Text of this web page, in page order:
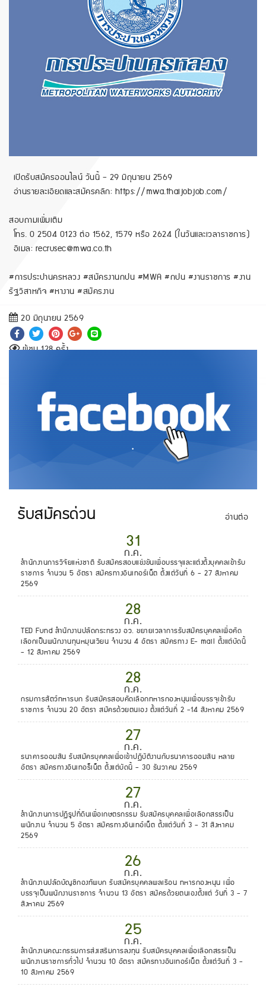
เปิดรับสมัครออนไลน์ วันนี้ – 29 มิถุนายน 2569
อ่านรายละเอียดและสมัครคลิก: https://mwa.thaijobjob.com/
สอบถามเพิ่มเติม
โทร. 0 2504 0123 ต่อ 1562, 1579 หรือ 2624 (ในวันและเวลาราชการ)
อีเมล: recrusec@mwa.co.th
#การประปานครหลวง #สมัครงานกปน #MWA #กปน #งานราชการ #งาน
รัฐวิสาหกิจ #หางาน #สมัครงาน
20 มิถุนายน 2569
ผู้ชม 128 ครั้ง
.
รับสมัครด่วน อ่านต่อ
31
ก.ค.
สำนักงานการวิจัยแห่งชาติ รับสมัครสอบแข่งขันเพื่อบรรจุและแต่งตั้งบุคคลเข้ารับ
ราชการ จำนวน 5 อัตรา สมัครทางอินเทอร์เน็ต ตั้งแต่วันที่ 6 - 27 สิงหาคม
2569
28
ก.ค.
TED Fund สำนักงานปลัดกระทรวง อว. ขยายเวลาการรับสมัครบุคคลเพื่อคัด
เลือกเป็นพนักงานทุนหมุนเวียน จำนวน 4 อัตรา สมัครทาง E- mail ตั้งแต่บัดนี้
- 12 สิงหาคม 2569
28
ก.ค.
กรมการสัตว์ทหารบก รับสมัครสอบคัดเลือกทหารกองหนุนเพื่อบรรจุเข้ารับ
ราชการ จำนวน 20 อัตรา สมัครด้วยตนเอง ตั้งแต่วันที่ 2 -14 สิงหาคม 2569
27
ก.ค.
ธนาคารออมสิน รับสมัครบุคคลเพื่อเข้าปฏิบัติงานกับธนาคารออมสิน หลาย
อัตรา สมัครทางอินเทอร็เน็ต ตั้งแต่บัดนี้ - 30 ธันวาคม 2569
27
ก.ค.
สำนักงานการปฏิรูปที่ดินเพื่อเกษตรกรรม รับสมัครบุคคลเพื่อเลือกสรรเป็น
พนักงาน จำนวน 5 อัตรา สมัครทางอินเทอ์เน็ต ตั้งแต่วันที่ 3 - 31 สิงหาคม
2569
26
ก.ค.
สำนักงานปลัดบัญชีกองทัพบก รับสมัครบุคคลพลเรือน ทหารกองหนุน เพื่อ
บรรจุเป็นพนักงานราชการ จำนวน 13 อัตรา สมัครด้วยตนเองตั้งแต่ วันที่ 3 - 7
สิงหาคม 2569
25
ก.ค.
สำนักงานคณะกรรมการส่งเสริมการลงทุน รับสมัครบุคคลเพื่อเลือกสรรเป็น
พนักงานราชการทั่วไป จำนวน 10 อัตรา สมัครทางอินเทอร์เน็ต ตั้งแต่วันที่ 3 -
10 สิงหาคม 2569